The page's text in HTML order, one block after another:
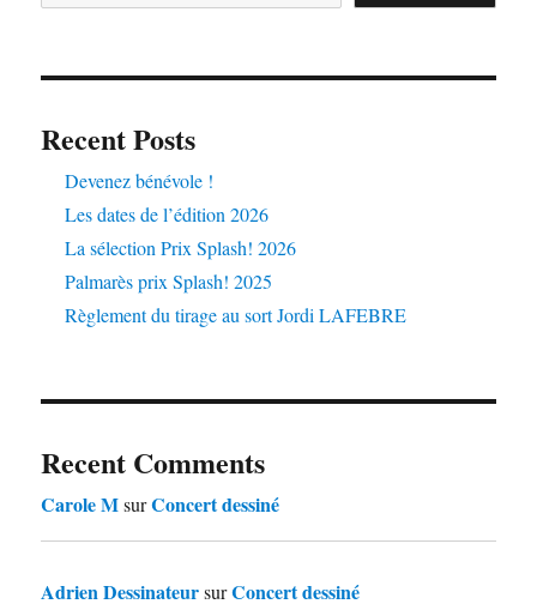
Recent Posts
Devenez bénévole !
Les dates de l’édition 2026
La sélection Prix Splash! 2026
Palmarès prix Splash! 2025
Règlement du tirage au sort Jordi LAFEBRE
Recent Comments
Carole MsurConcert dessiné
Adrien DessinateursurConcert dessiné